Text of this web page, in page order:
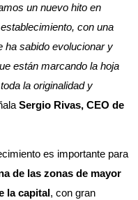
un nuevo hito en
con una
ha sabido evolucionar y
están marcando la hoja
la originalidad y
Sergio Rivas, CEO de
es importante para
de las zonas de mayor
la capital, con gran